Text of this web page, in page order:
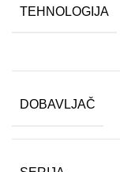
TEHNOLOGIJA
DOBAVLJAČ